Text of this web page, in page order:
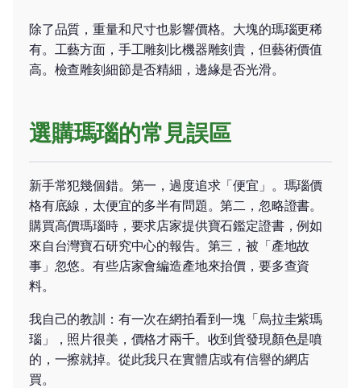
除了品質，重量和尺寸也影響價格。大塊的瑪瑙更稀
有。工藝方面，手工雕刻比機器雕刻貴，但藝術價值
高。檢查雕刻細節是否精細，邊緣是否光滑。
選購瑪瑙的常見誤區
新手常犯幾個錯。第一，過度追求「便宜」。瑪瑙價
格有底線，太便宜的多半有問題。第二，忽略證書。
購買高價瑪瑙時，要求店家提供寶石鑑定證書，例如
來自台灣寶石研究中心的報告。第三，被「產地故
事」忽悠。有些店家會編造產地來抬價，要多查資
料。
我自己的教訓：有一次在網拍看到一塊「烏拉圭紫瑪
瑙」，照片很美，價格才兩千。收到貨發現顏色是噴
的，一擦就掉。從此我只在實體店或有信譽的網店
買。